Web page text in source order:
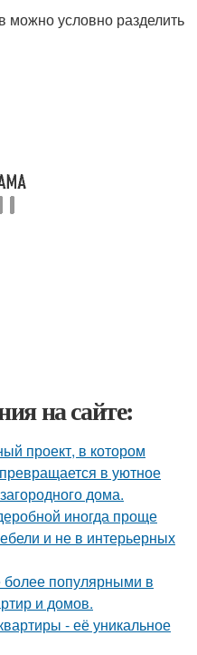
условно разделить
на сайте:
проект, в котором
в уютное
дома.
иногда проще
и не в интерьерных
более популярными в
и домов.
- её уникальное